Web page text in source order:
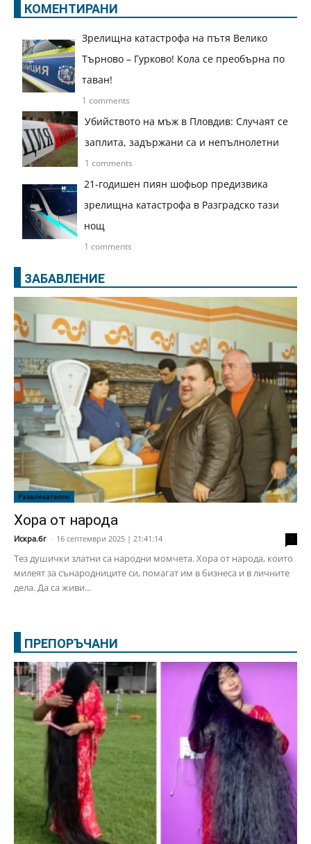
КОМЕНТИРАНИ
Зрелищна катастрофа на пътя Велико
Търново – Гурково! Кола се преобърна по
таван!
1 comments
Убийството на мъж в Пловдив: Случаят се
заплита, задържани са и непълнолетни
1 comments
21-годишен пиян шофьор предизвика
зрелищна катастрофа в Разградско тази
нощ
1 comments
ЗАБАВЛЕНИЕ
Развлекателно
Хора от народа
Искра.бг - 16 септември 2025 | 21:41:14
Тез душички златни са народни момчета. Хора от народа, които
милеят за сънародниците си, помагат им в бизнеса и в личните
дела. Да са живи...
ПРЕПОРЪЧАНИ